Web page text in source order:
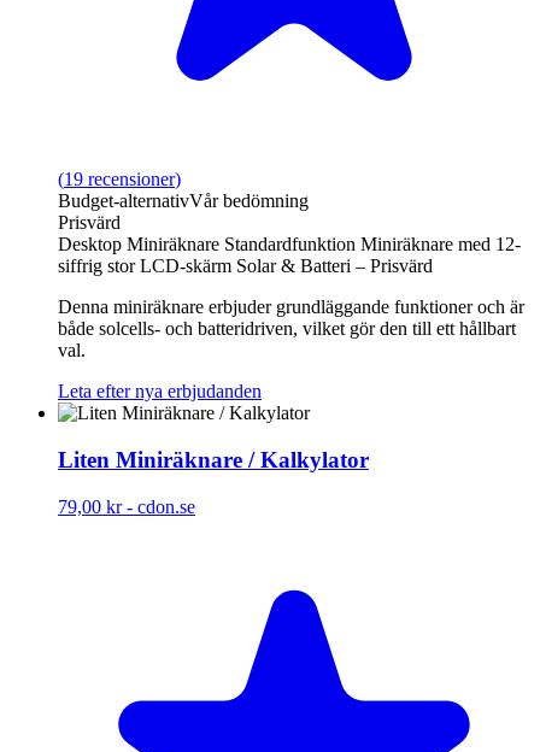
(19 recensioner)
Budget‑alternativVår bedömning
Prisvärd
Desktop Miniräknare Standardfunktion Miniräknare med 12-
siffrig stor LCD-skärm Solar & Batteri – Prisvärd
Denna miniräknare erbjuder grundläggande funktioner och är
både solcells- och batteridriven, vilket gör den till ett hållbart
val.
Leta efter nya erbjudanden
Liten Miniräknare / Kalkylator
79,00 kr- cdon.se